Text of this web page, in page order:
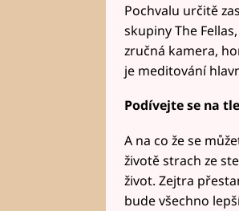
Pochvalu určitě
skupiny The
zručná kamera,
je meditování
Podívejte se na
A na co že se
životě strach ze
život. Zejtra
bude všechno